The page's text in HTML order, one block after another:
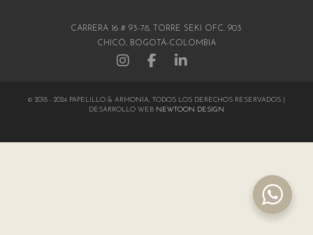
CARRERA 16 # 93-78, TORRE SEKI OFC. 903
CHICÓ, BOGOTÁ-COLOMBIA
© 2018 - 2024 PAPELILLO & ARMONÍA, TODOS LOS DERECHOS RESERVADOS |
DESARROLLO WEB NEWTOON DESIGN